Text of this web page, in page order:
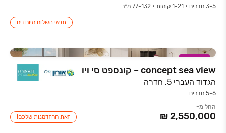
3-5 חדרים • 1-21 קומות • 77-132 מ״ר
תנאי תשלום מיוחדים
במבצע
concept sea view – קונספט סי ויו
הגדוד העברי 5, חדרה
5-6 חדרים
החל מ-
זאת ההזדמנות שלכם!